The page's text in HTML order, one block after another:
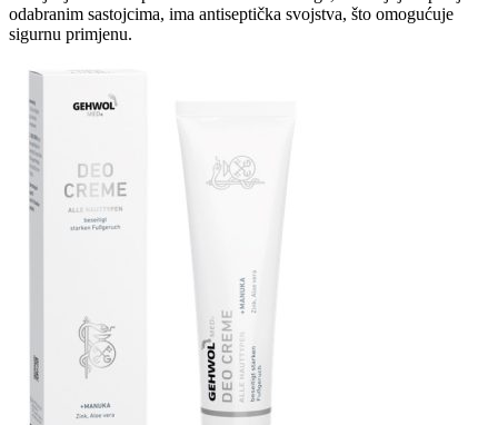
odabranim sastojcima, ima antiseptička svojstva, što omogućuje
sigurnu primjenu.